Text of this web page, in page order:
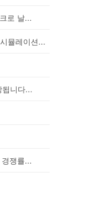
로 날...
뮬레이션...
됩니다...
쟁률...